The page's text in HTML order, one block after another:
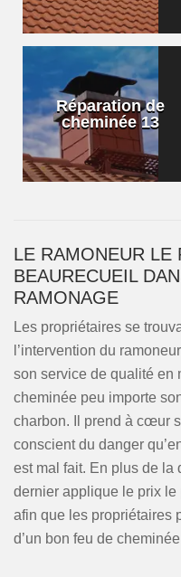
Réparation de
cheminée 13
LE RAMONEUR LE
BEAURECUEIL
RAMONAGE
Les propriétaires se
l’intervention du
son service de qualité en
cheminée peu importe
charbon. Il prend à cœur
conscient du danger
est mal fait. En plus de la
dernier applique le prix
afin que les propriétaires
d’un bon feu de